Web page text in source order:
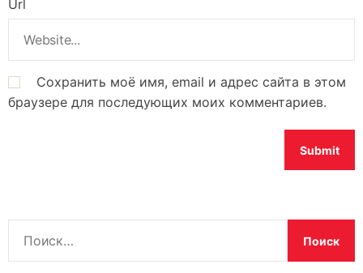
Url
Сохранить моё имя, email и адрес сайта в этом
браузере для последующих моих комментариев.